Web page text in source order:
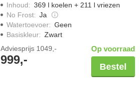
Inhoud: 369 l koelen + 211 l vriezen
No Frost: Ja
Watertoevoer: Geen
Basiskleur: Zwart
Adviesprijs 1049,-
999,-
Op voorraad
Bestel